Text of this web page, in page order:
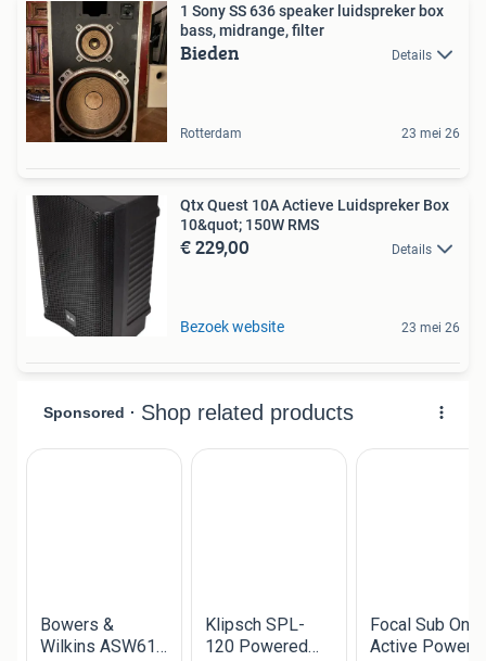
1 Sony SS 636 speaker luidspreker box
bass, midrange, filter
Bieden Details
Rotterdam 23 mei 26
Qtx Quest 10A Actieve Luidspreker Box
10&quot; 150W RMS
€ 229,00 Details
Bezoek website 23 mei 26